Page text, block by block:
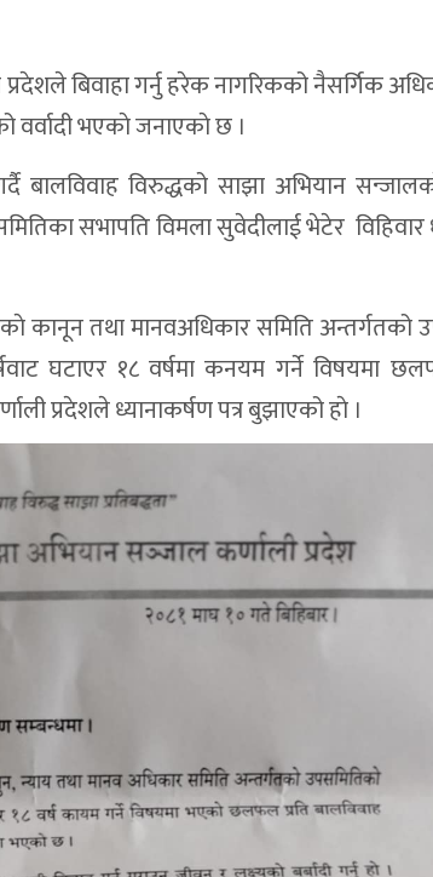
बिवाहा गर्नु हरेक नागरिकको नैसर्गिक
वर्वादी भएकाे जनाएकाे छ ।
विरुद्धको साझा अभियान
सभापति विमला सुवेदीलाई भेटेर विहिवार
कानून तथा मानवअधिकार समिति अन्तर्गतको
घटाएर १८ वर्षमा कनयम गर्ने विषयमा
प्रदेशले ध्यानाकर्षण पत्र बुझाएको हाे ।